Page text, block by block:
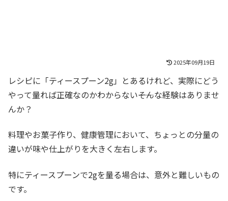
2025年09月19日
レシピに「ティースプーン2g」とあるけれど、実際にどう
やって量れば正確なのかわからない――そんな経験はありませ
んか？
料理やお菓子作り、健康管理において、ちょっとの分量の
違いが味や仕上がりを大きく左右します。
特にティースプーンで2gを量る場合は、意外と難しいもの
です。